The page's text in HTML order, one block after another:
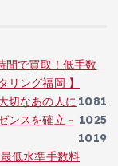
間で買取！低手数
ング福岡 】
1081
切なあの人に
1025
ンスを確立 -
1019
低水準手数料